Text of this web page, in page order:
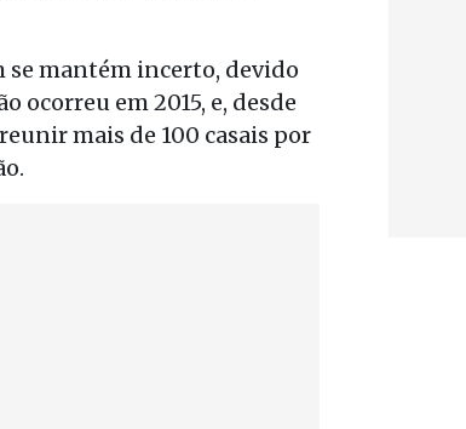
se mantém incerto, devido
ocorreu em 2015, e, desde
mais de 100 casais por